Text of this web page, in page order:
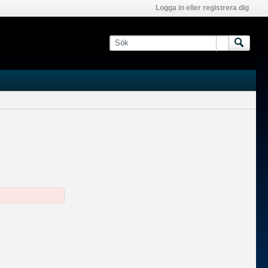
Logga in eller registrera dig